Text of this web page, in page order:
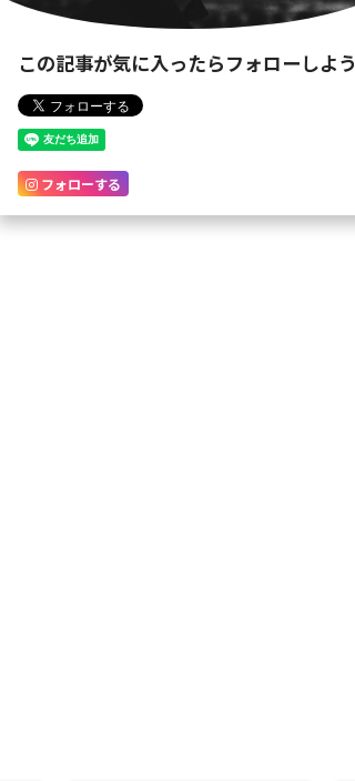
この記事が気に入ったらフォローしよう
フォローする